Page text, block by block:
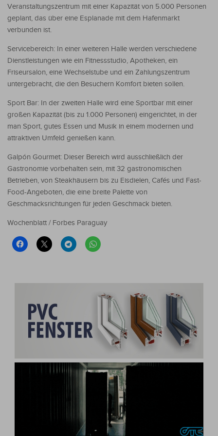
Veranstaltungszentrum mit einer Kapazität von 5.000 Personen
geplant, das über eine Esplanade mit dem Hafenmarkt
verbunden ist.
Servicebereich: In einer weiteren Halle werden verschiedene
Dienstleistungen wie ein Fitnessstudio, Apotheken, ein
Friseursalon, eine Wechselstube und ein Zahlungszentrum
untergebracht, die den Besuchern Komfort bieten sollen.
Sport Bar: In der zweiten Halle wird eine Sportbar mit einer
großen Kapazität (bis zu 1.000 Personen) eingerichtet, in der
man Sport, gutes Essen und Musik in einem modernen und
attraktiven Umfeld genießen kann.
Galpón Gourmet: Dieser Bereich wird ausschließlich der
Gastronomie vorbehalten sein, mit 32 gastronomischen
Betrieben, von Steakhäusern bis zu Eisdielen, Cafés und Fast-
Food-Angeboten, die eine breite Palette von
Geschmacksrichtungen für jeden Geschmack bieten.
Wochenblatt / Forbes Paraguay